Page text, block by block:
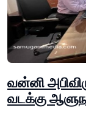
வன்னி
வடக்கு